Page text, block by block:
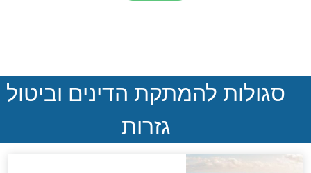
ההסכם החשאי של טראמפ
ואיראן: בלי שקיפות ועם הרבה
סימני שאלה